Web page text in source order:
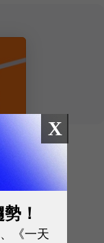
X
！
《一天